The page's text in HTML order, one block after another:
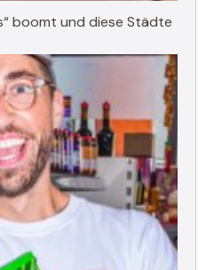
boomt und diese Städte